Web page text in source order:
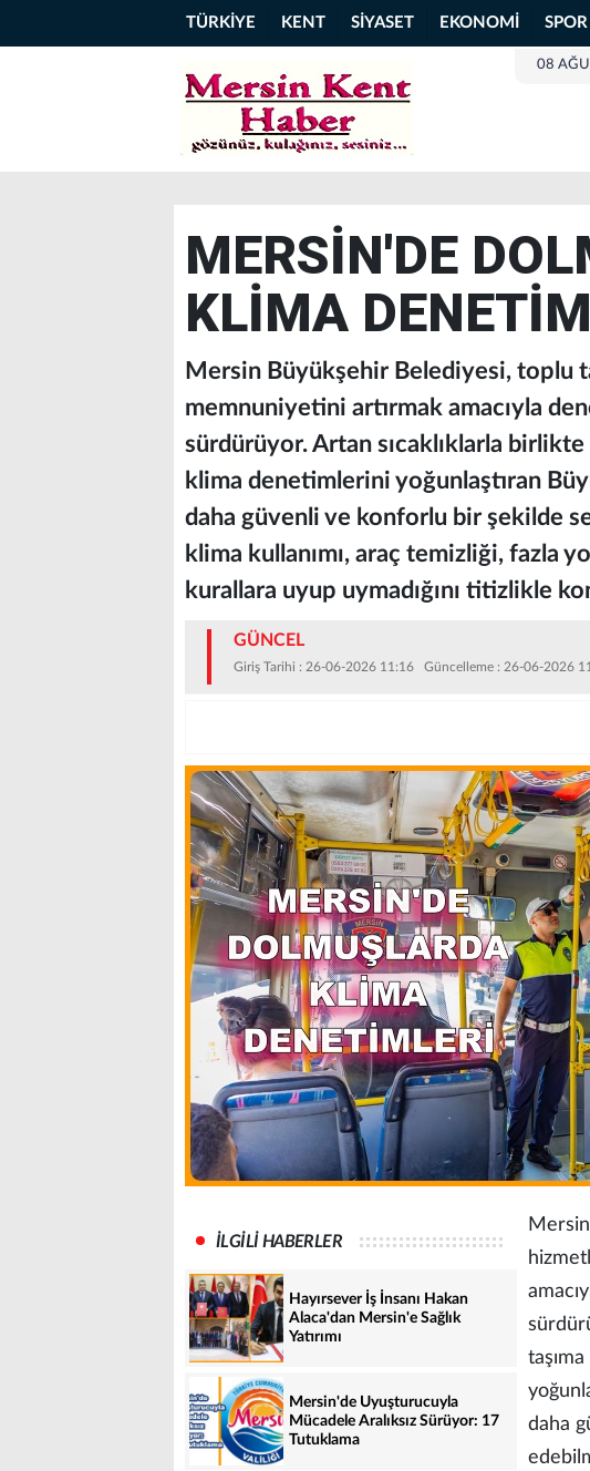
TÜRKİYE KENT SİYASET EKONOMİ SPOR
08
MERSİN'DE
KLİMA
Mersin Büyükşehir Belediyesi, toplu
memnuniyetini artırmak amacıyla
sürdürüyor. Artan sıcaklıklarla
klima denetimlerini yoğunlaştıran
daha güvenli ve konforlu bir şekilde
klima kullanımı, araç temizliği, fazla
kurallara uyup uymadığını titizlikle
GÜNCEL
Giriş Tarihi : 26-06-2026 11:16 Güncelleme : 26-06-2026
İLGİLİ HABERLER
Hayırsever İş İnsanı Hakan
Alaca'dan Mersin'e Sağlık
Yatırımı
Mersin'de Uyuşturucuyla
Mücadele Aralıksız Sürüyor: 17
Tutuklama
daha